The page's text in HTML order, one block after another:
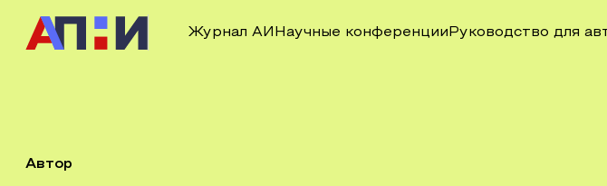
Журнал АИ Научные конференции Руководство для
Автор